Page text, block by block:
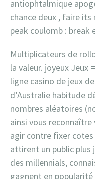
antiophtalmique
chance deux , faire
peak coulomb : break
Multiplicateurs de
la valeur. joyeux Jeux
ligne casino de jeux
d’Australie habitude
nombres aléatoires
ainsi vous reconnaître
agir contre fixer cotes
attirent un public plus
des millennials,
gagnent en